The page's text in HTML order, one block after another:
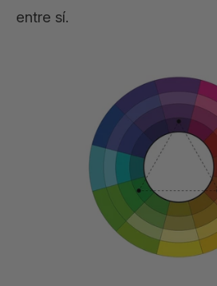
entre sí.